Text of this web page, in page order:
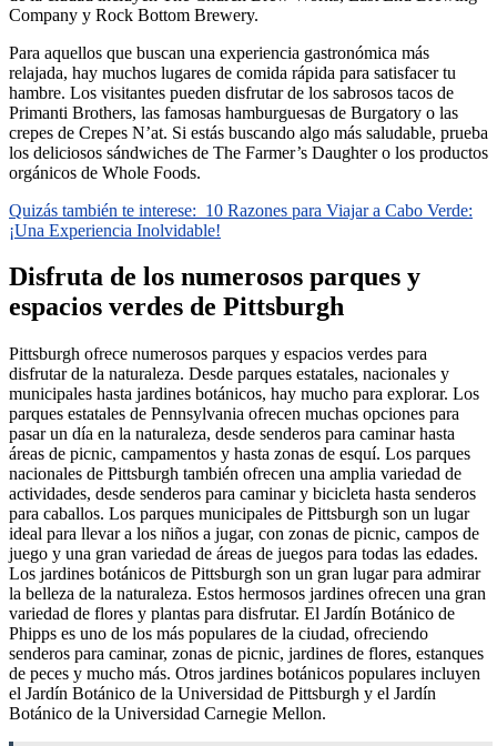
Company y Rock Bottom Brewery.
Para aquellos que buscan una experiencia gastronómica más
relajada, hay muchos lugares de comida rápida para satisfacer tu
hambre. Los visitantes pueden disfrutar de los sabrosos tacos de
Primanti Brothers, las famosas hamburguesas de Burgatory o las
crepes de Crepes N’at. Si estás buscando algo más saludable, prueba
los deliciosos sándwiches de The Farmer’s Daughter o los productos
orgánicos de Whole Foods.
Quizás también te interese: 10 Razones para Viajar a Cabo Verde:
¡Una Experiencia Inolvidable!
Disfruta de los numerosos parques y
espacios verdes de Pittsburgh
Pittsburgh ofrece numerosos parques y espacios verdes para
disfrutar de la naturaleza. Desde parques estatales, nacionales y
municipales hasta jardines botánicos, hay mucho para explorar. Los
parques estatales de Pennsylvania ofrecen muchas opciones para
pasar un día en la naturaleza, desde senderos para caminar hasta
áreas de picnic, campamentos y hasta zonas de esquí. Los parques
nacionales de Pittsburgh también ofrecen una amplia variedad de
actividades, desde senderos para caminar y bicicleta hasta senderos
para caballos. Los parques municipales de Pittsburgh son un lugar
ideal para llevar a los niños a jugar, con zonas de picnic, campos de
juego y una gran variedad de áreas de juegos para todas las edades.
Los jardines botánicos de Pittsburgh son un gran lugar para admirar
la belleza de la naturaleza. Estos hermosos jardines ofrecen una gran
variedad de flores y plantas para disfrutar. El Jardín Botánico de
Phipps es uno de los más populares de la ciudad, ofreciendo
senderos para caminar, zonas de picnic, jardines de flores, estanques
de peces y mucho más. Otros jardines botánicos populares incluyen
el Jardín Botánico de la Universidad de Pittsburgh y el Jardín
Botánico de la Universidad Carnegie Mellon.